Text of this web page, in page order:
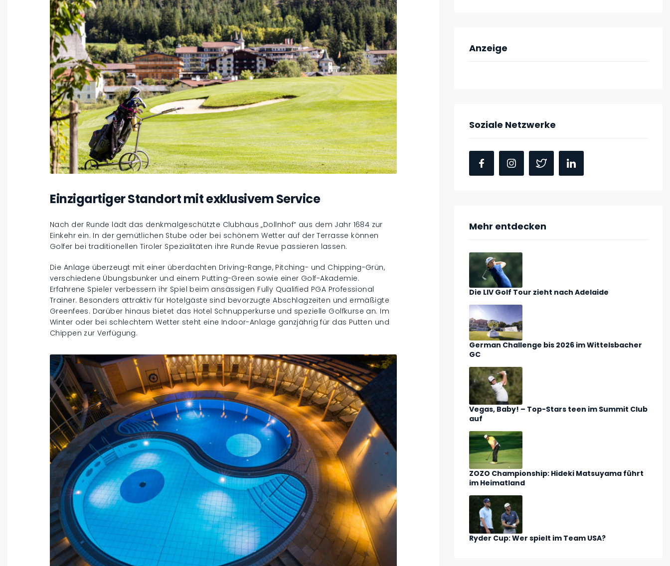
Einzigartiger Standort mit exklusivem Service
Nach der Runde lädt das denkmalgeschützte Clubhaus „Dollnhof“ aus dem Jahr 1684 zur
Einkehr ein. In der gemütlichen Stube oder bei schönem Wetter auf der Terrasse können
Golfer bei traditionellen Tiroler Spezialitäten ihre Runde Revue passieren lassen.
Die Anlage überzeugt mit einer überdachten Driving-Range, Pitching- und Chipping-Grün,
verschiedene Übungsbunker und einem Putting-Green sowie einer Golf-Akademie.
Erfahrene Spieler verbessern ihr Spiel beim ansässigen Fully Qualified PGA Professional
Trainer. Besonders attraktiv für Hotelgäste sind bevorzugte Abschlagzeiten und ermäßigte
Greenfees. Darüber hinaus bietet das Hotel Schnupperkurse und spezielle Golfkurse an. Im
Winter oder bei schlechtem Wetter steht eine Indoor-Anlage ganzjährig für das Putten und
Chippen zur Verfügung.
Anzeige
Soziale Netzwerke
Mehr entdecken
Die LIV Golf Tour zieht nach Adelaide
German Challenge bis 2026 im Wittelsbacher
GC
Vegas, Baby! – Top-Stars teen im Summit Club
auf
ZOZO Championship: Hideki Matsuyama führt
im Heimatland
Ryder Cup: Wer spielt im Team USA?